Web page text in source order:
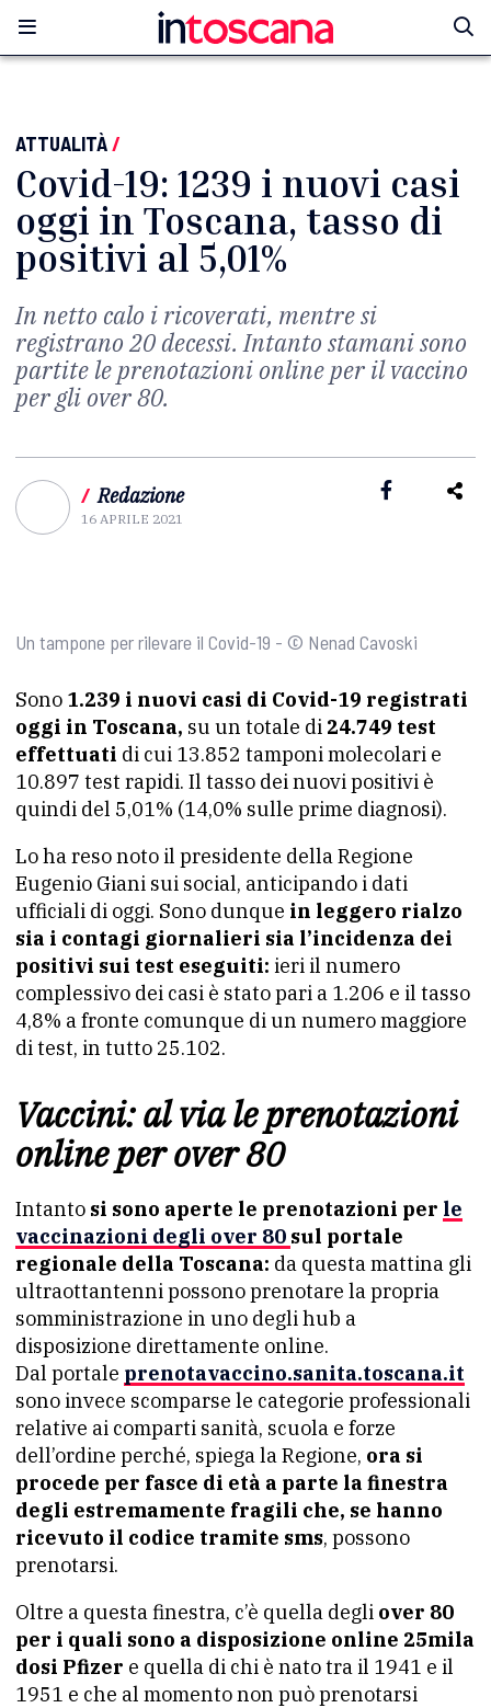
ATTUALITÀ/
Covid-19: 1239 i nuovi casi
oggi in Toscana, tasso di
positivi al 5,01%
In netto calo i ricoverati, mentre si
registrano 20 decessi. Intanto stamani sono
partite le prenotazioni online per il vaccino
per gli over 80.
/ Redazione
16 APRILE 2021
Un tampone per rilevare il Covid-19 - © Nenad Cavoski
Sono 1.239 i nuovi casi di Covid-19 registrati
oggi in Toscana, su un totale di 24.749 test
effettuati di cui 13.852 tamponi molecolari e
10.897 test rapidi. Il tasso dei nuovi positivi è
quindi del 5,01% (14,0% sulle prime diagnosi).
Lo ha reso noto il presidente della Regione
Eugenio Giani sui social, anticipando i dati
ufficiali di oggi. Sono dunque in leggero rialzo
sia i contagi giornalieri sia l’incidenza dei
positivi sui test eseguiti: ieri il numero
complessivo dei casi è stato pari a 1.206 e il tasso
4,8% a fronte comunque di un numero maggiore
di test, in tutto 25.102.
Vaccini: al via le prenotazioni
online per over 80
Intanto si sono aperte le prenotazioni per le
vaccinazioni degli over 80 sul portale
regionale della Toscana: da questa mattina gli
ultraottantenni possono prenotare la propria
somministrazione in uno degli hub a
disposizione direttamente online.
Dal portale prenotavaccino.sanita.toscana.it
sono invece scomparse le categorie professionali
relative ai comparti sanità, scuola e forze
dell’ordine perché, spiega la Regione, ora si
procede per fasce di età a parte la finestra
degli estremamente fragili che, se hanno
ricevuto il codice tramite sms, possono
prenotarsi.
Oltre a questa finestra, c’è quella degli over 80
per i quali sono a disposizione online 25mila
dosi Pfizer e quella di chi è nato tra il 1941 e il
1951 e che al momento non può prenotarsi